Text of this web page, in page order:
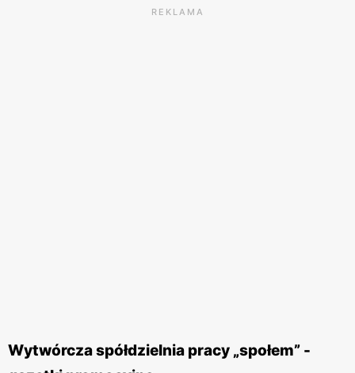
REKLAMA
Wytwórcza spółdzielnia pracy „społem” -